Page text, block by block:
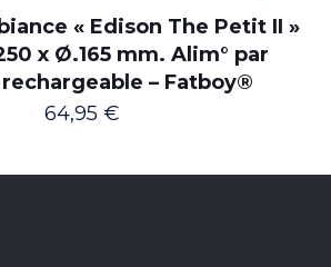
« Edison The Petit II »
x Ø.165 mm. Alim° par
– Fatboy®
64,95€